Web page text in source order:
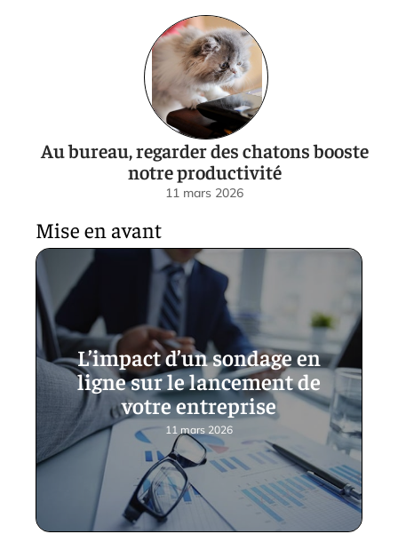
Au bureau, regarder des chatons booste
notre productivité
11 mars 2026
Mise en avant
L’impact d’un sondage en
ligne sur le lancement de
votre entreprise
11 mars 2026